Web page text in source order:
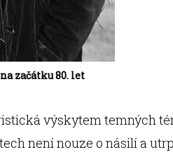
začátku 80. let
výskytem temných
není nouze o násilí a